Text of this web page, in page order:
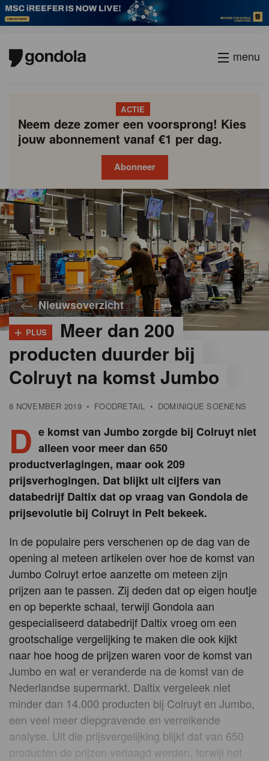
menu
ACTIE
Neem deze zomer een voorsprong! Kies
jouw abonnement vanaf €1 per dag.
Abonneer
Nieuwsoverzicht
+ PLUS
Meer dan 200
producten duurder bij
Colruyt na komst Jumbo
8 NOVEMBER 2019 • FOODRETAIL • DOMINIQUE SOENENS
D e komst van Jumbo zorgde bij Colruyt niet
alleen voor meer dan 650
productverlagingen, maar ook 209
prijsverhogingen. Dat blijkt uit cijfers van
databedrijf Daltix dat op vraag van Gondola de
prijsevolutie bij Colruyt in Pelt bekeek.
In de populaire pers verschenen op de dag van de
opening al meteen artikelen over hoe de komst van
Jumbo Colruyt ertoe aanzette om meteen zijn
prijzen aan te passen. Zij deden dat op eigen houtje
en op beperkte schaal, terwijl Gondola aan
gespecialiseerd databedrijf Daltix vroeg om een
grootschalige vergelijking te maken die ook kijkt
naar hoe hoog de prijzen waren voor de komst van
Jumbo en wat er veranderde na de komst van de
Nederlandse supermarkt. Daltix vergeleek niet
minder dan 14.000 producten bij Colruyt en Jumbo,
een veel meer diepgravende en verreikende
analyse. Uit die prijsvergelijking blijkt dat van 650
producten de prijzen verlaagd werden, terwijl het
Gondola
academy
Gondola
society